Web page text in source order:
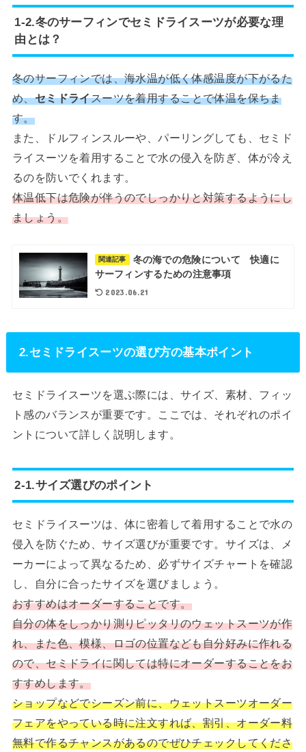
1-2.冬のサーフィンでセミドライスーツが必要な理
由とは？
冬のサーフィンでは、海水温が低く体感温度が下がるた
め、セミドライスーツを着用することで体温を保ちま
す。
また、ドルフィンスルーや、パーリングしても、セミド
ライスーツを着用することで水の侵入を防ぎ、体が冷え
るのを防いでくれます。
体温低下は危険が伴うのでしっかりと対策するようにし
ましょう。
関連記事
冬の海での危険について 快適に
サーフィンするための注意事項
2023.06.21
2.セミドライスーツの選び方の基本ポイント
セミドライスーツを選ぶ際には、サイズ、素材、フィッ
ト感のバランスが重要です。ここでは、それぞれのポイ
ントについて詳しく説明します。
2-1.サイズ選びのポイント
セミドライスーツは、体に密着して着用することで水の
侵入を防ぐため、サイズ選びが重要です。サイズは、メ
ーカーによって異なるため、必ずサイズチャートを確認
し、自分に合ったサイズを選びましょう。
おすすめはオーダーすることです。
自分の体をしっかり測りピッタリのウェットスーツが作
れ、また色、模様、ロゴの位置なども自分好みに作れる
ので、セミドライに関しては特にオーダーすることをお
すすめします。
ショップなどでシーズン前に、ウェットスーツオーダー
フェアをやっている時に注文すれば、割引、オーダー料
無料で作るチャンスがあるのでぜひチェックしてくださ